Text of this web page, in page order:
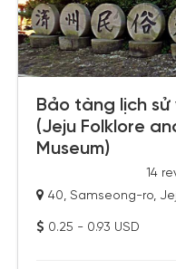
Bảo tàng lịch
(Jeju Folklore
Museum)
14
40, Samseong-ro,
0.25 - 0.93 USD